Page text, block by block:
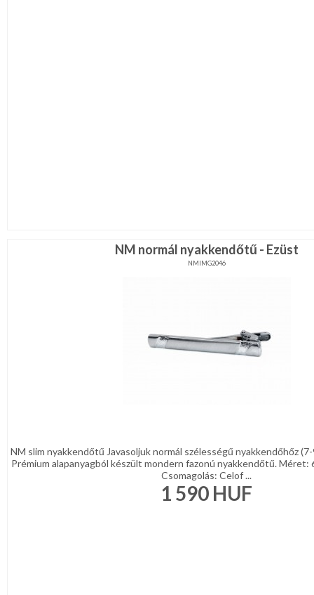
NM normál nyakkendőtű - Ezüst
NMIMG2046
NM slim nyakkendőtű Javasoljuk normál szélességű nyakkendőhőz
Prémium alapanyagból készült mondern fazonú nyakkendőtű. Méret:
Csomagolás: Celof ...
1 590 HUF